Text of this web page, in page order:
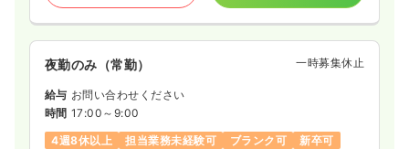
夜勤のみ（常勤） 一時募集休止
給与 お問い合わせください
時間 17:00～9:00
4週8休以上
担当業務未経験可 ブランク可
新卒可